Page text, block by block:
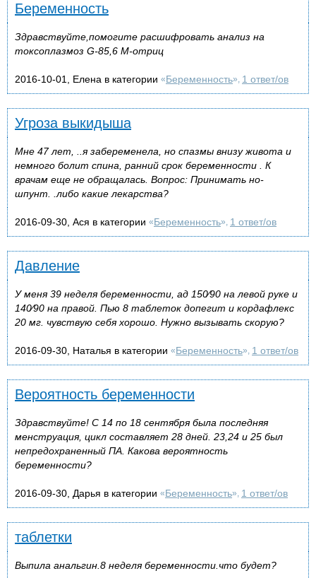
Беременность
Здравствуйте,помогите расшифровать анализ на
токсоплазмоз G-85,6 M-отриц
2016-10-01, Елена в категории «Беременность», 1 ответ/ов
Угроза выкидыша
Мне 47 лет, ..я забеременела, но спазмы внизу живота и
немного болит спина, ранний срок беременности . К
врачам еще не обращалась. Вопрос: Принимать но-
шпунт. .либо какие лекарства?
2016-09-30, Ася в категории «Беременность», 1 ответ/ов
Давление
У меня 39 неделя беременности, ад 150⁄90 на левой руке и
140⁄90 на правой. Пью 8 таблеток допегит и кордафлекс
20 мг. чувствую себя хорошо. Нужно вызывать скорую?
2016-09-30, Наталья в категории «Беременность», 1 ответ/ов
Вероятность беременности
Здравствуйте! С 14 по 18 сентября была последняя
менструация, цикл составляет 28 дней. 23,24 и 25 был
непредохраненный ПА. Какова вероятность
беременности?
2016-09-30, Дарья в категории «Беременность», 1 ответ/ов
таблетки
Выпила анальгин.8 неделя беременности.что будет?